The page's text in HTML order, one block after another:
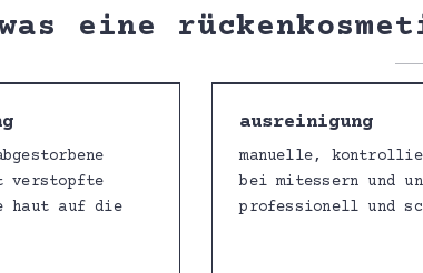
eine
verstopfte
haut auf die
ausreinigung
manuelle,
bei mitessern und
professionell und